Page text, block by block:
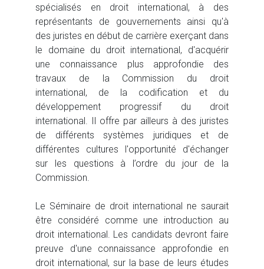
spécialisés en droit international, à des
représentants de gouvernements ainsi qu'à
des juristes en début de carrière exerçant dans
le domaine du droit international, d'acquérir
une connaissance plus approfondie des
travaux de la Commission du droit
international, de la codification et du
développement progressif du droit
international. Il offre par ailleurs à des juristes
de différents systèmes juridiques et de
différentes cultures l'opportunité d'échanger
sur les questions à l’ordre du jour de la
Commission.
Le Séminaire de droit international ne saurait
être considéré comme une introduction au
droit international. Les candidats devront faire
preuve d'une connaissance approfondie en
droit international, sur la base de leurs études